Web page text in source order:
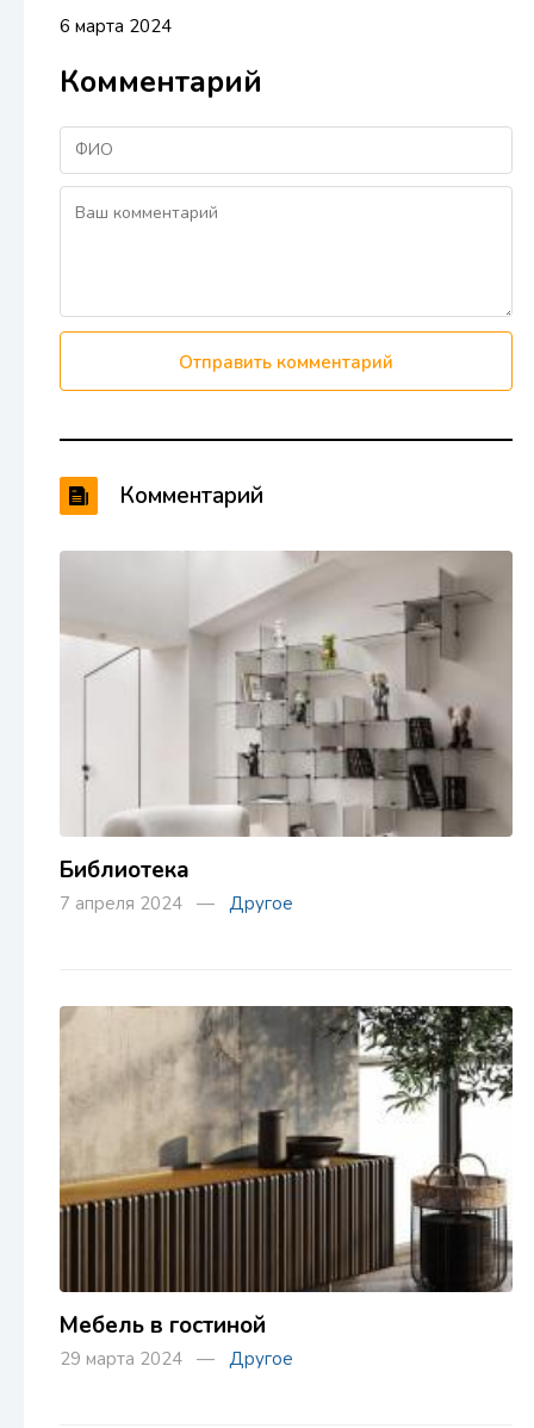
6 марта 2024
Комментарий
Отправить комментарий
Комментарий
Библиотека
7 апреля 2024 — Другое
Мебель в гостиной
29 марта 2024 — Другое